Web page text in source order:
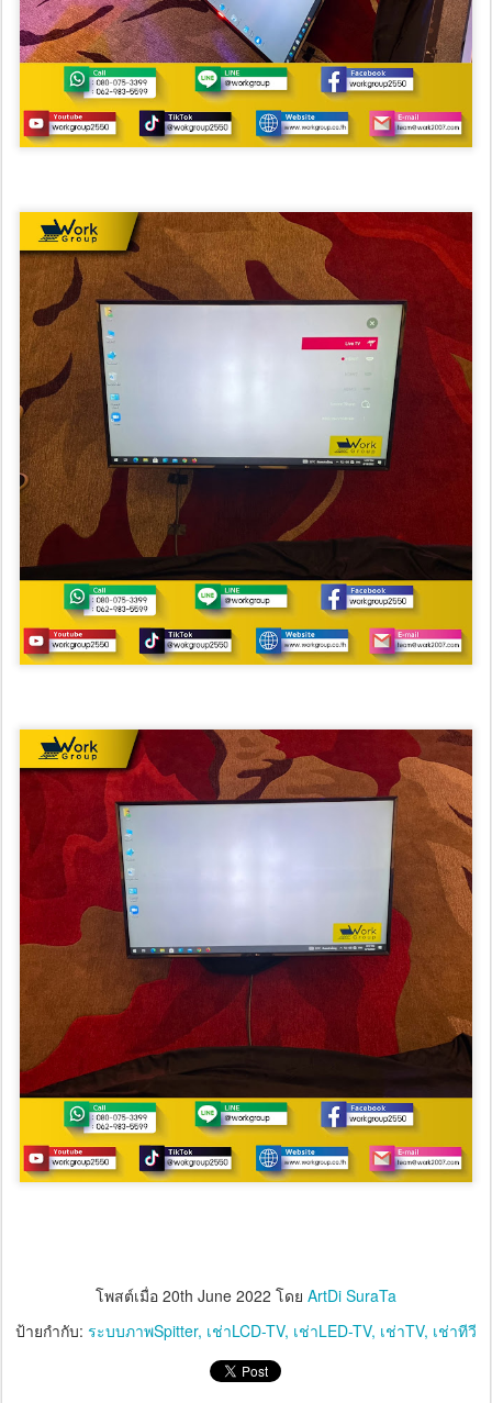
โพสต์เมื่อ 20th June 2022 โดย ArtDi SuraTa
ป้ายกำกับ: ระบบภาพSpitter เช่าLCD-TV เช่าLED-TV เช่าTV เช่าทีวี